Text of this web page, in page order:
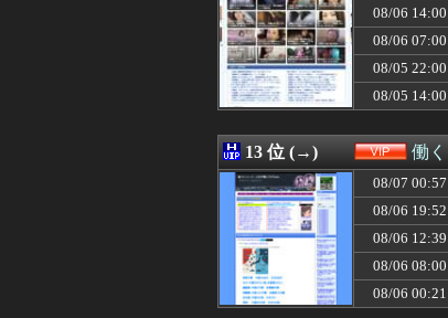
08/07 00:00
「なんで
08/07 00:00
ジャグラ
08/07 00:00
#韓国記
08/07 00:00
【朗報】
08/07 00:00
【幽霊否
08/07 00:00
飲み屋に
08/07 00:00
【デレマ
08/07 00:00
8/6中日
08/07 00:00
『キメラ
08/07 00:00
中道、立
08/07 00:00
『ジャン
08/07 00:00
【遊戯王
08/07 00:00
【動画】
08/07 00:00
レストラ
08/07 00:00
【動画】
08/06 14:00
08/06 07:00
08/05 22:00
08/05 14:00
13 位 (→) 働
08/07 00:57
08/06 19:52
08/06 12:39
08/06 08:00
08/06 00:21